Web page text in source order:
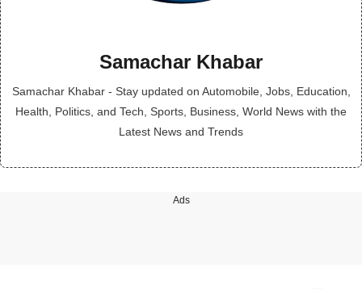
Samachar Khabar
Samachar Khabar - Stay updated on Automobile, Jobs, Education,
Health, Politics, and Tech, Sports, Business, World News with the
Latest News and Trends
Ads